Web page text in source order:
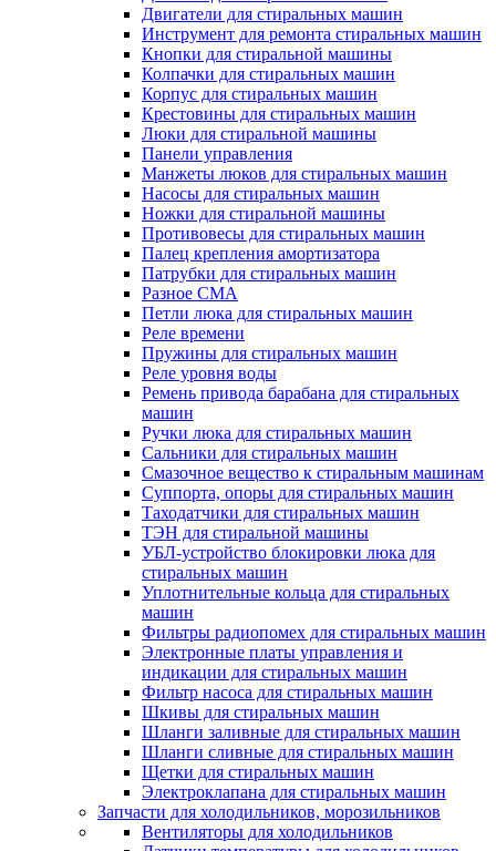
Двигатели для стиральных машин
Инструмент для ремонта стиральных машин
Кнопки для стиральной машины
Колпачки для стиральных машин
Корпус для стиральных машин
Крестовины для стиральных машин
Люки для стиральной машины
Панели управления
Манжеты люков для стиральных машин
Насосы для стиральных машин
Ножки для стиральной машины
Противовесы для стиральных машин
Палец крепления амортизатора
Патрубки для стиральных машин
Разное СМА
Петли люка для стиральных машин
Реле времени
Пружины для стиральных машин
Реле уровня воды
Ремень привода барабана для стиральных
машин
Ручки люка для стиральных машин
Сальники для стиральных машин
Смазочное вещество к стиральным машинам
Суппорта, опоры для стиральных машин
Таходатчики для стиральных машин
ТЭН для стиральной машины
УБЛ-устройство блокировки люка для
стиральных машин
Уплотнительные кольца для стиральных
машин
Фильтры радиопомех для стиральных машин
Электронные платы управления и
индикации для стиральных машин
Фильтр насоса для стиральных машин
Шкивы для стиральных машин
Шланги заливные для стиральных машин
Шланги сливные для стиральных машин
Щетки для стиральных машин
Электроклапана для стиральных машин
Запчасти для холодильников, морозильников
Вентиляторы для холодильников